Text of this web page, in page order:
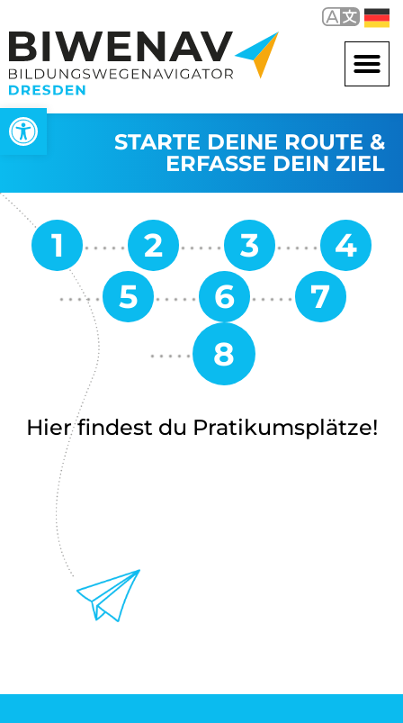
Werkzeugleiste öffnen
STARTE DEINE ROUTE &
ERFASSE DEIN ZIEL
Hier findest du Pratikumsplätze!